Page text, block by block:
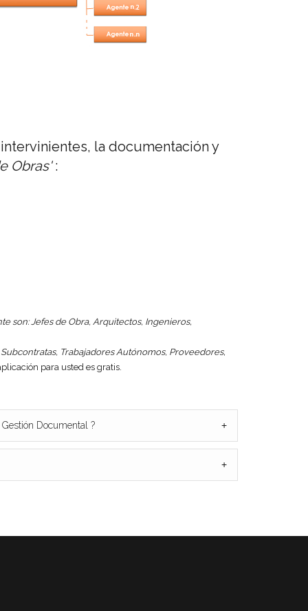
la documentación y
Obras':
son: Jefes de Obra, Arquitectos, Ingenieros,
Trabajadores Autónomos, Proveedores,
para usted es gratis.
Documental ? +
+